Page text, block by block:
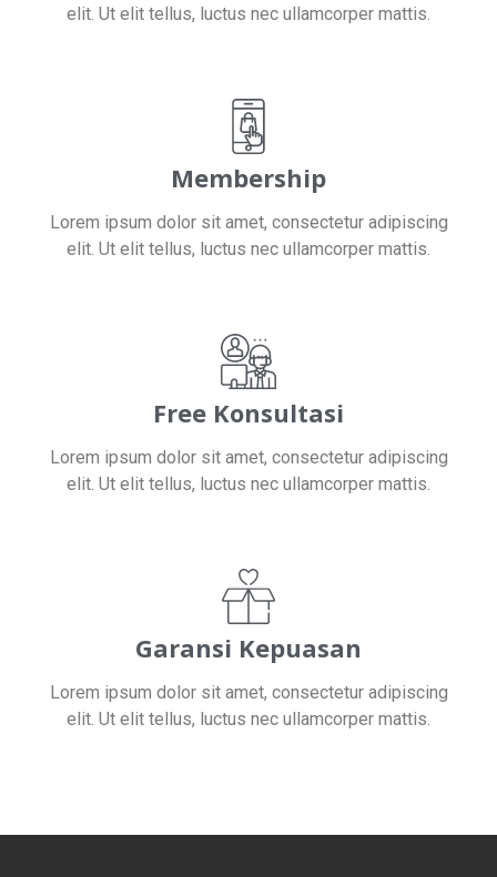
elit. Ut elit tellus, luctus nec ullamcorper mattis.
Membership
Lorem ipsum dolor sit amet, consectetur adipiscing
elit. Ut elit tellus, luctus nec ullamcorper mattis.
Free Konsultasi
Lorem ipsum dolor sit amet, consectetur adipiscing
elit. Ut elit tellus, luctus nec ullamcorper mattis.
Garansi Kepuasan
Lorem ipsum dolor sit amet, consectetur adipiscing
elit. Ut elit tellus, luctus nec ullamcorper mattis.